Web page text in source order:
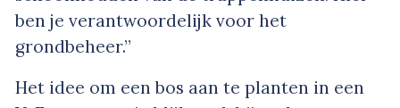
ben je verantwoordelijk voor het
grondbeheer.”
Het idee om een bos aan te planten in een